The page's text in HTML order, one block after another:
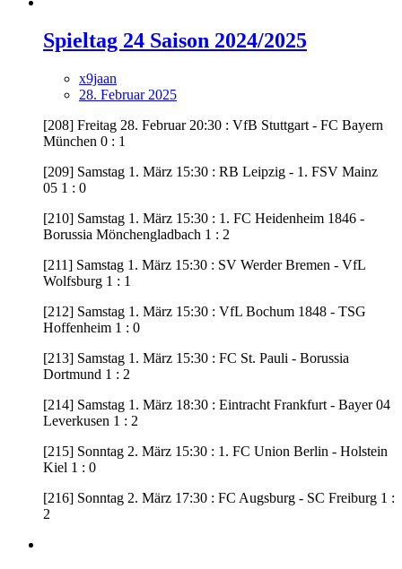
Spieltag 24 Saison 2024/2025
x9jaan
28. Februar 2025
[208] Freitag 28. Februar 20:30 : VfB Stuttgart - FC Bayern
München 0 : 1
[209] Samstag 1. März 15:30 : RB Leipzig - 1. FSV Mainz
05 1 : 0
[210] Samstag 1. März 15:30 : 1. FC Heidenheim 1846 -
Borussia Mönchengladbach 1 : 2
[211] Samstag 1. März 15:30 : SV Werder Bremen - VfL
Wolfsburg 1 : 1
[212] Samstag 1. März 15:30 : VfL Bochum 1848 - TSG
Hoffenheim 1 : 0
[213] Samstag 1. März 15:30 : FC St. Pauli - Borussia
Dortmund 1 : 2
[214] Samstag 1. März 18:30 : Eintracht Frankfurt - Bayer 04
Leverkusen 1 : 2
[215] Sonntag 2. März 15:30 : 1. FC Union Berlin - Holstein
Kiel 1 : 0
[216] Sonntag 2. März 17:30 : FC Augsburg - SC Freiburg 1 :
2